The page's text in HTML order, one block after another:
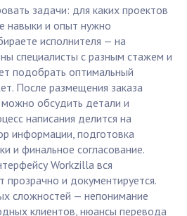
задачи: для каких проектов
навыки и опыт нужно
исполнителя — на
специалисты с разным стажем и
подобрать оптимальный
После размещения заказа
можно обсудить детали и
написания делится на
информации, подготовка
и финальное согласование.
Workzilla вся
прозрачно и документируется.
сложностей — непонимание
клиентов, нюансы перевода